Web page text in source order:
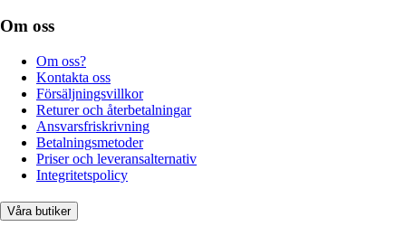
Om oss
Om oss?
Kontakta oss
Försäljningsvillkor
Returer och återbetalningar
Ansvarsfriskrivning
Betalningsmetoder
Priser och leveransalternativ
Integritetspolicy
Våra butiker